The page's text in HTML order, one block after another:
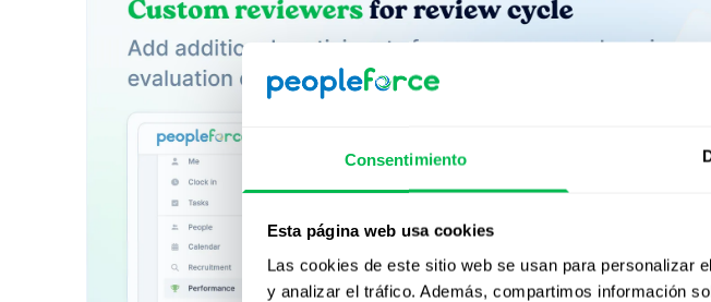
Consentimiento
Esta página web usa cookies
Las cookies de este sitio web se usan para personalizar
y analizar el tráfico. Además, compartimos información